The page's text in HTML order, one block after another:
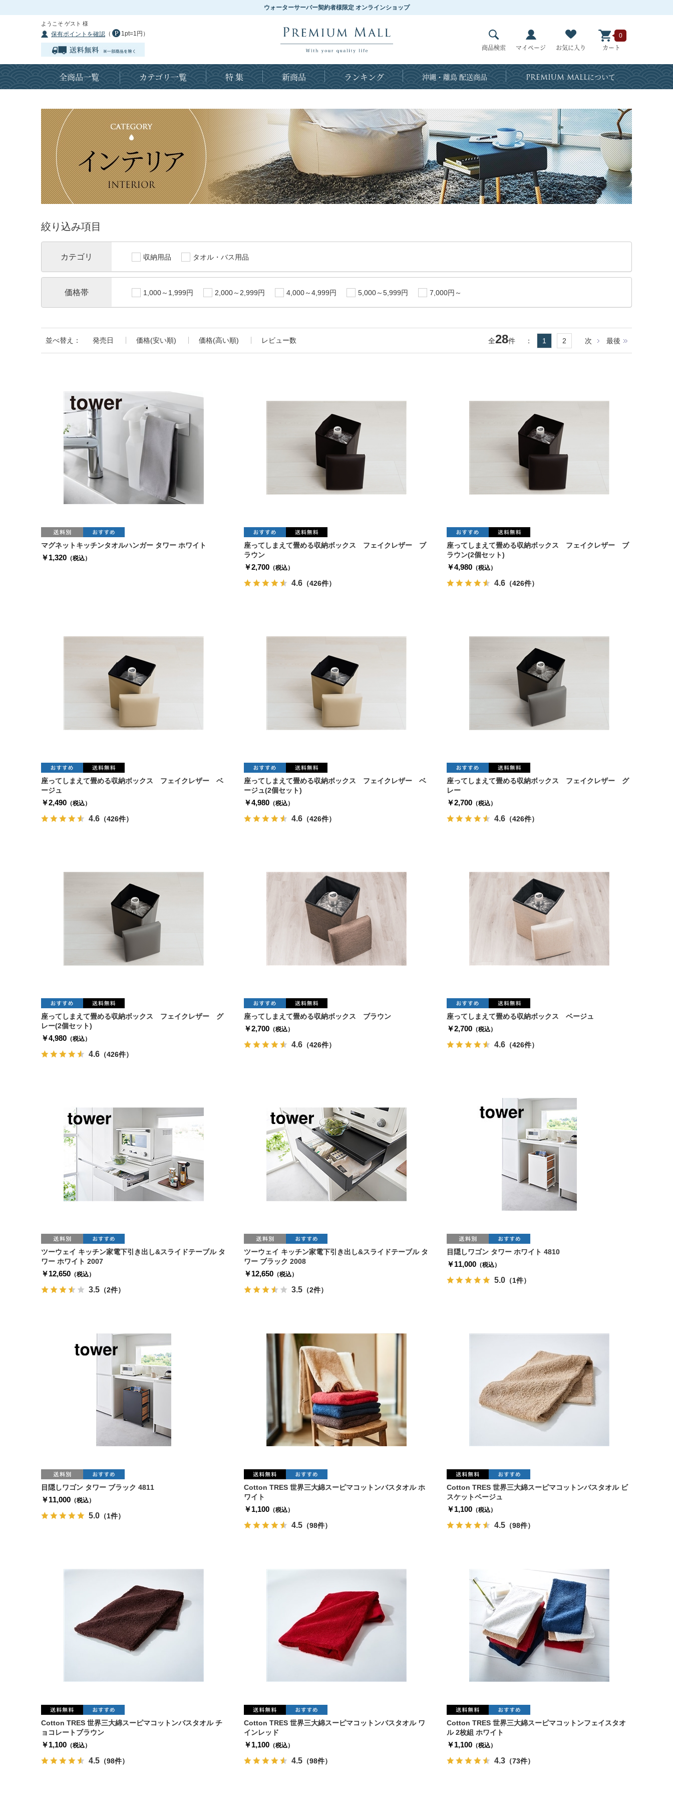
ウォーターサーバー契約者様限定 オンラインショップ
ようこそ ゲスト 様
保有ポイントを確認 （ 1pt=1円）
商品検索 マイページ お気に入り カート
0
全商品一覧 カテゴリ一覧 特 集 新商品 ランキング 沖縄・離島 配送商品 PREMIUM MALLについて
絞り込み項目
カテゴリ 収納用品 タオル・バス用品
価格帯 1,000～1,999円 2,000～2,999円 4,000～4,999円 5,000～5,999円 7,000円～
並べ替え： 発売日 価格(安い順) 価格(高い順) レビュー数 全28件 ： 1 2 次 最後
マグネットキッチンタオルハンガー タワー ホワイト
￥1,320 （税込）
座ってしまえて畳める収納ボックス フェイクレザー ブ
ラウン
￥2,700 （税込）
4.6 （426件）
座ってしまえて畳める収納ボックス フェイクレザー ブ
ラウン(2個セット)
￥4,980 （税込）
4.6 （426件）
座ってしまえて畳める収納ボックス フェイクレザー ベ
ージュ
￥2,490 （税込）
4.6 （426件）
座ってしまえて畳める収納ボックス フェイクレザー ベ
ージュ(2個セット)
￥4,980 （税込）
4.6 （426件）
座ってしまえて畳める収納ボックス フェイクレザー グ
レー
￥2,700 （税込）
4.6 （426件）
座ってしまえて畳める収納ボックス フェイクレザー グ
レー(2個セット)
￥4,980 （税込）
4.6 （426件）
座ってしまえて畳める収納ボックス ブラウン
￥2,700 （税込）
4.6 （426件）
座ってしまえて畳める収納ボックス ベージュ
￥2,700 （税込）
4.6 （426件）
ツーウェイ キッチン家電下引き出し&スライドテーブル タ
ワー ホワイト 2007
￥12,650 （税込）
3.5 （2件）
ツーウェイ キッチン家電下引き出し&スライドテーブル タ
ワー ブラック 2008
￥12,650 （税込）
3.5 （2件）
目隠しワゴン タワー ホワイト 4810
￥11,000 （税込）
5.0 （1件）
目隠しワゴン タワー ブラック 4811
￥11,000 （税込）
5.0 （1件）
Cotton TRES 世界三大綿スーピマコットンバスタオル ホ
ワイト
￥1,100 （税込）
4.5 （98件）
Cotton TRES 世界三大綿スーピマコットンバスタオル ビ
スケットベージュ
￥1,100 （税込）
4.5 （98件）
Cotton TRES 世界三大綿スーピマコットンバスタオル チ
ョコレートブラウン
￥1,100 （税込）
4.5 （98件）
Cotton TRES 世界三大綿スーピマコットンバスタオル ワ
インレッド
￥1,100 （税込）
4.5 （98件）
Cotton TRES 世界三大綿スーピマコットンフェイスタオ
ル 2枚組 ホワイト
￥1,100 （税込）
4.3 （73件）